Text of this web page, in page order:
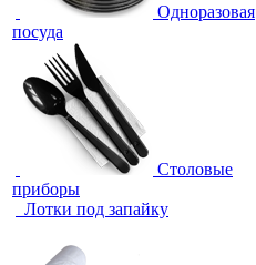
Одноразовая
посуда
Столовые
приборы
Лотки под запайку